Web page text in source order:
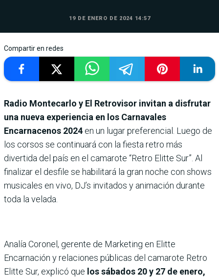
19 DE ENERO DE 2024 14:57
Compartir en redes
Radio Montecarlo y El Retrovisor invitan a disfrutar
una nueva experiencia en los Carnavales
Encarnacenos 2024 en un lugar preferencial. Luego de
los corsos se continuará con la fiesta retro más
divertida del país en el camarote “Retro Elitte Sur”. Al
finalizar el desfile se habilitará la gran noche con shows
musicales en vivo, DJ’s invitados y animación durante
toda la velada.
Analía Coronel, gerente de Marketing en Elitte
Encarnación y relaciones públicas del camarote Retro
Elitte Sur, explicó que los sábados 20 y 27 de enero,